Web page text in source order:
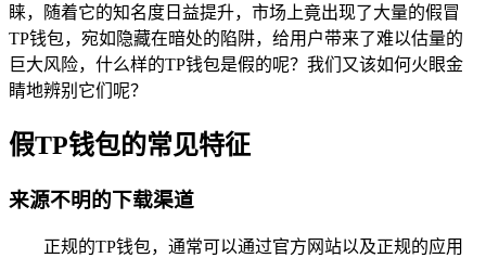
睐，随着它的知名度日益提升，市场上竟出现了大量的假冒
TP钱包，宛如隐藏在暗处的陷阱，给用户带来了难以估量的
巨大风险，什么样的TP钱包是假的呢？我们又该如何火眼金
睛地辨别它们呢？
假TP钱包的常见特征
来源不明的下载渠道
正规的TP钱包，通常可以通过官方网站以及正规的应用